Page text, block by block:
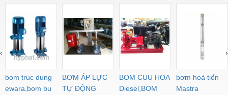
bom truc dung
ewara,bom bu
BƠM ÁP LỰC
TỰ ĐỘNG
BOM CUU HOA
Diesel,BOM
bơm hoả tiển
Mastra
‹ ›